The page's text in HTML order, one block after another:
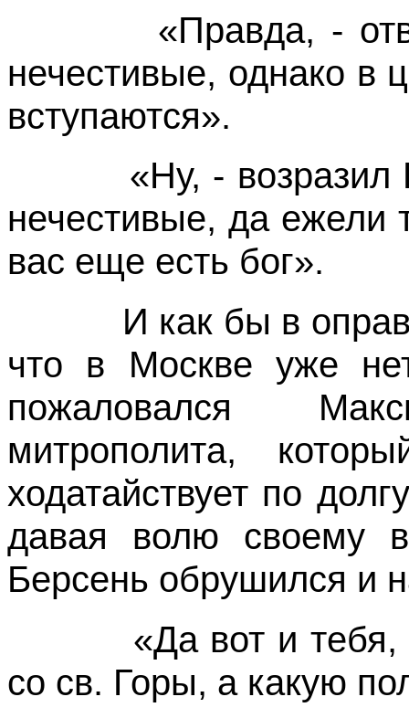
«Правда, -
нечестивые, однако в
вступаются».
«Ну, - возразил
нечестивые, да ежели
вас еще есть бог».
И как бы в
что в Москве уже
пожаловался
митрополита,
ходатайствует по
давая волю своему
Берсень обрушился и
«Да вот и тебя,
со св. Горы, а какую